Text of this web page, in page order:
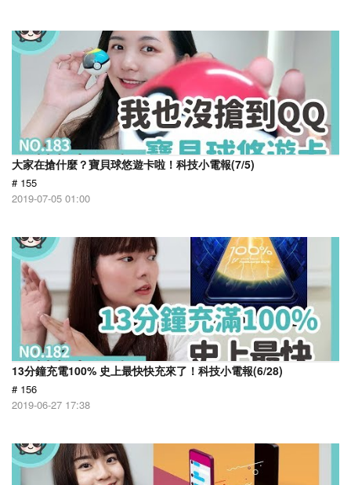
大家在搶什麼？寶貝球悠遊卡啦！科技小電報(7/5)
# 155
2019-07-05 01:00
13分鐘充電100% 史上最快快充來了！科技小電報(6/28)
# 156
2019-06-27 17:38